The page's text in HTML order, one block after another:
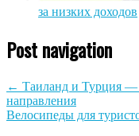
за низких доходов
Post navigation
← Таиланд и Турция —
направления
Велосипеды для